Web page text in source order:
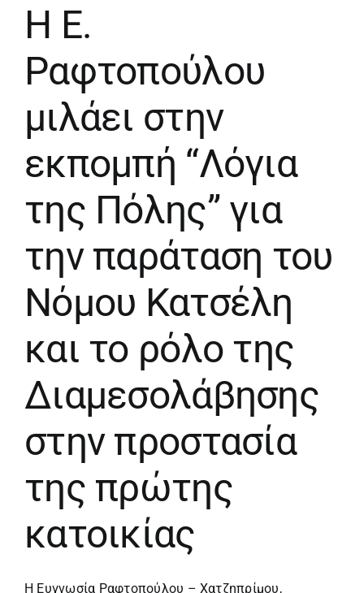
Η Ε.
Ραφτοπούλου
μιλάει στην
εκπομπή “Λόγια
της Πόλης” για
την παράταση του
Νόμου Κατσέλη
και το ρόλο της
Διαμεσολάβησης
στην προστασία
της πρώτης
κατοικίας
Η Ευγνωσία Ραφτοπούλου – Χατζηπρίμου,